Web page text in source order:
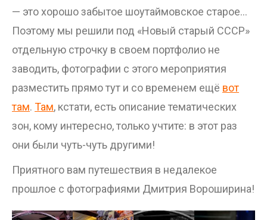
— это хорошо забытое шоутаймовское старое…
Поэтому мы решили под «Новый старый СССР»
отдельную строчку в своем портфолио не
заводить, фотографии с этого мероприятия
разместить прямо тут и со временем ещё вот
там. Там, кстати, есть описание тематических
зон, кому интересно, только учтите: в этот раз
они были чуть-чуть другими!
Приятного вам путешествия в недалекое
прошлое c фотографиями Дмитрия Вороширина!